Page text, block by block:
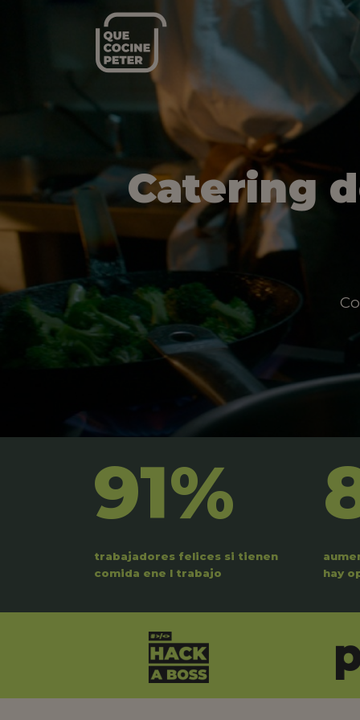
Catering
91%
trabajadores felices si tienen
comida ene l trabajo
hay